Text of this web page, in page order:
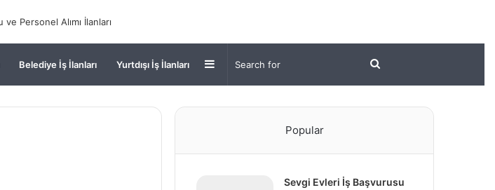
Belediye İş İlanları Yurtdışı İş İlanları Search
for
Sidebar
Popular
Sevgi Evleri İş Başvurusu